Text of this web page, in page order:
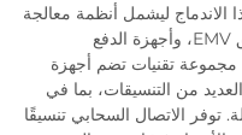
الاندماج ليشمل أنظمة معالجة
الدفع المختلفة، بما في ذلك قارئات رقائق EMV، وأجهزة الدفع
مجموعة تقنيات تضم أجهزة
من التنسيقات، بما في
توفر الاتصال السحابي تنسيقًا